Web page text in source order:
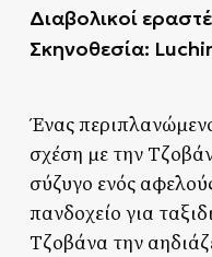
Διαβολικοί
Σκηνοθεσία:
Ένας
σχέση με την
σύζυγο ενός
πανδοχείο για
Τζοβάνα την